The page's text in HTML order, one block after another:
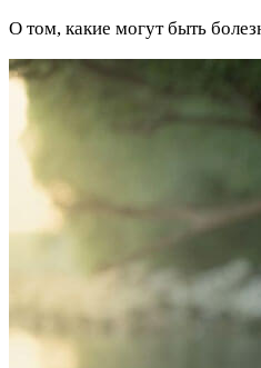
О том, какие могут быть